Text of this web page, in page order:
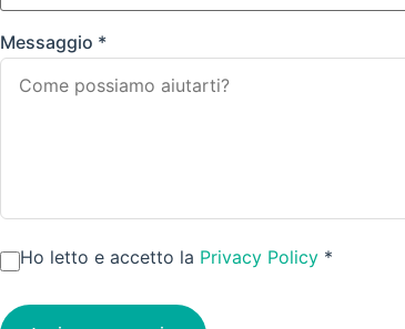
Messaggio *
Ho letto e accetto la Privacy Policy *